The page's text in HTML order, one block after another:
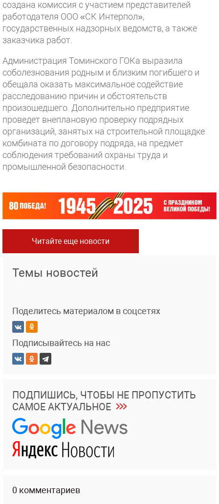
создана комиссия с участием представителей
работодателя ООО «СК Интерпол»,
государственных надзорных ведомств, а также
заказчика работ.
Администрация Томинского ГОКа выразила
соболезнования родным и близким погибшего и
обещала оказать максимальное содействие
расследованию причин и обстоятельств
произошедшего. Дополнительно предприятие
проведет внеплановую проверку подрядных
организаций, занятых на строительной площадке
комбината по договору подряда, на предмет
соблюдения требований охраны труда и
промышленной безопасности.
Читайте еще новости
Темы новостей
Поделитесь материалом в соцсетях
Подписывайтесь на нас
ПОДПИШИСЬ, ЧТОБЫ НЕ ПРОПУСТИТЬ
САМОЕ АКТУАЛЬНОЕ
0 комментариев